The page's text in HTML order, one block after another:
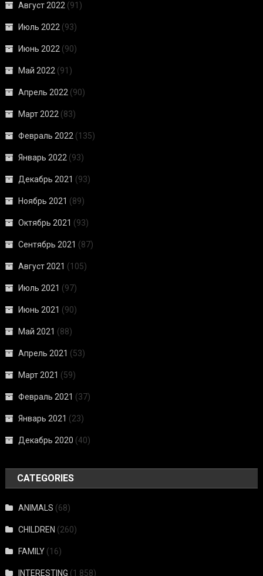
Август 2022 (91)
Июль 2022 (93)
Июнь 2022 (90)
Май 2022 (91)
Апрель 2022 (90)
Март 2022 (83)
Февраль 2022 (135)
Январь 2022 (93)
Декабрь 2021 (93)
Ноябрь 2021 (89)
Октябрь 2021 (93)
Сентябрь 2021 (87)
Август 2021 (105)
Июль 2021 (97)
Июнь 2021 (90)
Май 2021 (88)
Апрель 2021 (53)
Март 2021 (59)
Февраль 2021 (37)
Январь 2021 (23)
Декабрь 2020 (40)
CATEGORIES
ANIMALS (68)
CHILDREN (260)
FAMILY (16)
INTERESTING (1 858)